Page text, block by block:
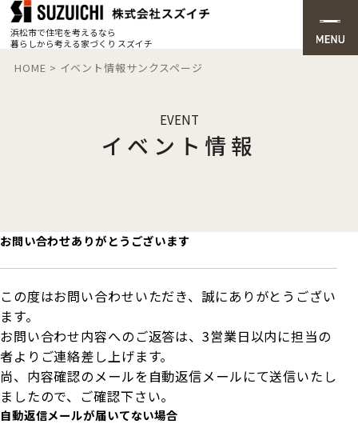
浜松市で住宅を考えるなら
暮らしから考える家づくり スズイチ
HOME > イベント情報サンクスページ
EVENT
イベント情報
お問い合わせありがとうございます
この度はお問い合わせいただき、誠にありがとうござい
ます。
お問い合わせ内容へのご返答は、3営業日以内に担当の
者よりご連絡差し上げます。
尚、内容確認のメールを自動返信メールにて送信いたし
ましたので、ご確認下さい。
自動返信メールが届いてない場合